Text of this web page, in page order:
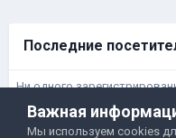
Последние
Ни одного
данную страницу
Важная
Мы используем cookies